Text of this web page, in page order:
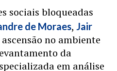
sociais bloqueadas
de Moraes, Jair
ascensão no ambiente
da
em análise